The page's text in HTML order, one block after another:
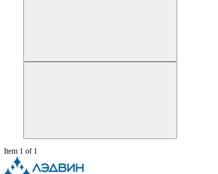
Item 1 of 1